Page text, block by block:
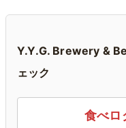
Y.Y.G. Brewery &
ェック
食べロ